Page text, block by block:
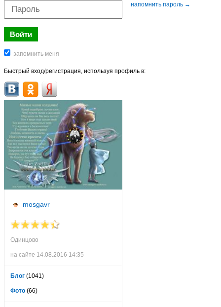
напомнить пароль →
Быстрый вход/регистрация, используя профиль в:
mosgavr
Одинцово
на сайте 14.08.2016 14:35
Блог (1041)
Фото (66)